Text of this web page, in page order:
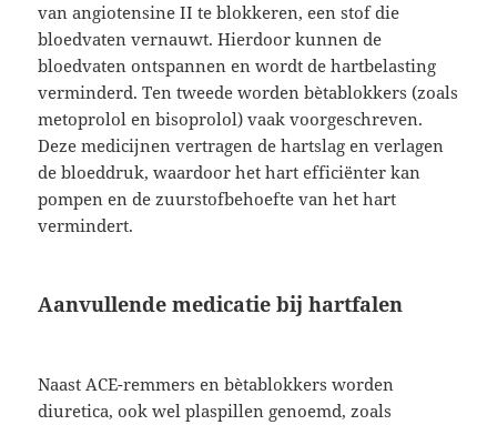
van angiotensine II te blokkeren, een stof die
bloedvaten vernauwt. Hierdoor kunnen de
bloedvaten ontspannen en wordt de hartbelasting
verminderd. Ten tweede worden bètablokkers (zoals
metoprolol en bisoprolol) vaak voorgeschreven.
Deze medicijnen vertragen de hartslag en verlagen
de bloeddruk, waardoor het hart efficiënter kan
pompen en de zuurstofbehoefte van het hart
vermindert.
Aanvullende medicatie bij hartfalen
Naast ACE-remmers en bètablokkers worden
diuretica, ook wel plaspillen genoemd, zoals